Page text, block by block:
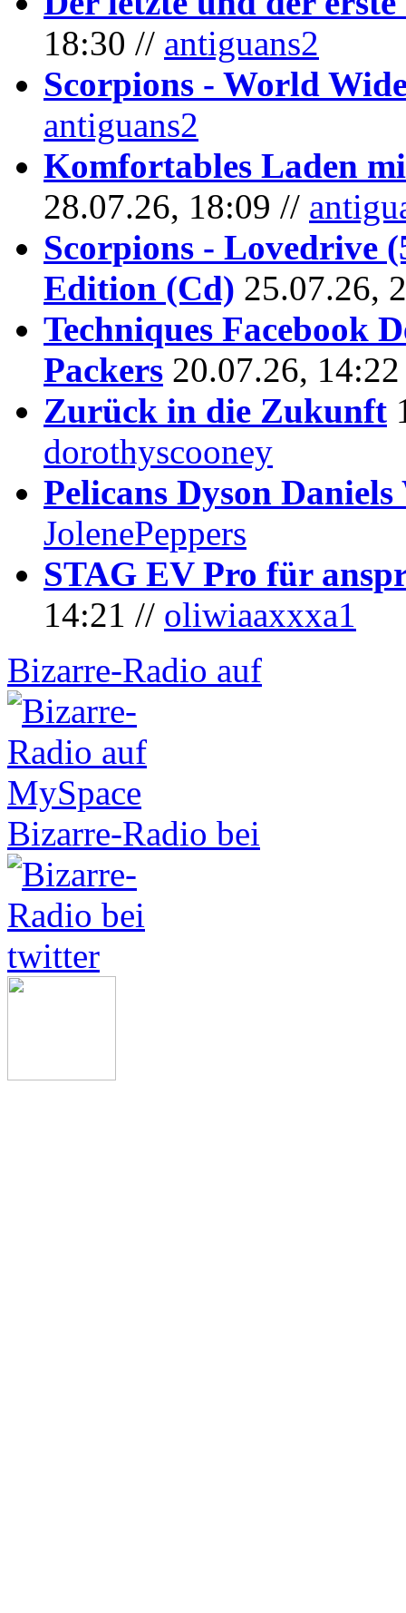
18:30 // antiguans2
Scorpions - World
antiguans2
Komfortables Laden
28.07.26, 18:09 //
Scorpions - Lovedrive
Edition (Cd) 25.07.26,
Techniques Facebook
Packers 20.07.26,
Zurück in die Zukunft
dorothyscooney
Pelicans Dyson
JolenePeppers
STAG EV Pro für
14:21 // oliwiaaxxxa1
Bizarre-Radio auf
Bizarre-Radio bei